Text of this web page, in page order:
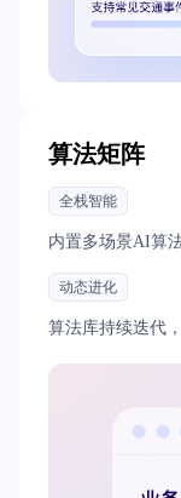
算法矩阵
全栈智能
内置多场景AI算
前沿领域
动态进化
算法库持续迭代